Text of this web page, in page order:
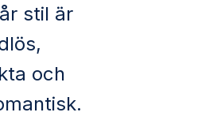
stil är
och